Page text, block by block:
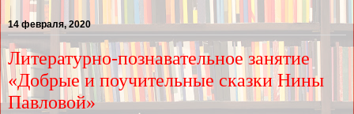
14 февраля, 2020
Литературно-познавательное занятие
«Добрые и поучительные сказки Нины
Павловой»